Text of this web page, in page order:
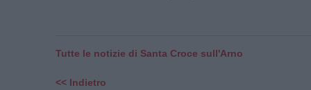
Tutte le notizie di Santa Croce sull'Arno
<< Indietro